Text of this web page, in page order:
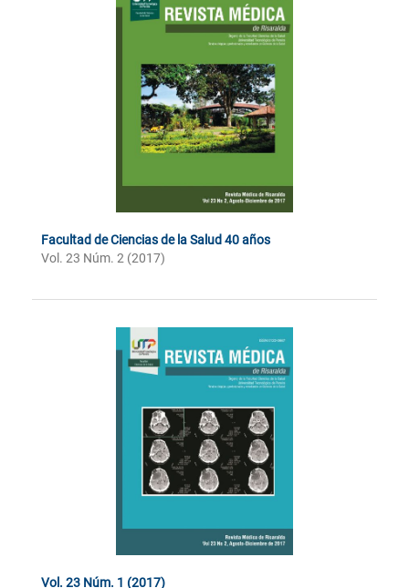
Facultad de Ciencias de la Salud 40 años
Vol. 23 Núm. 2 (2017)
Vol. 23 Núm. 1 (2017)